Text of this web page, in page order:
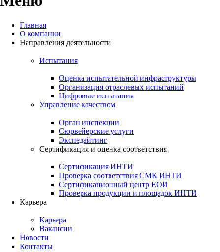
Главная
О компании
Направления деятельности
Испытания
Оценка испытательной инфраструктуры
Организация отраслевых испытаний
Цифровые испытания
Управление качеством
Орган инспекции
Сюрвейерские услуги
Экспедайтинг
Сертификация и оценка соответствия
Сертификация ИНТИ
Проверка соответствия СМК ИНТИ
Сертификационный центр ЕОИ
Проверка продукции и площадок ИНТИ
Карьера
Карьера
Вакансии
Новости
Контакты
250+
Экспертовпо различным
150+
Партнёров заказывают
услугив области
управления качеством
2 000+
Доверяют ЕОИ решения
вопросов
качеством, испытаниям